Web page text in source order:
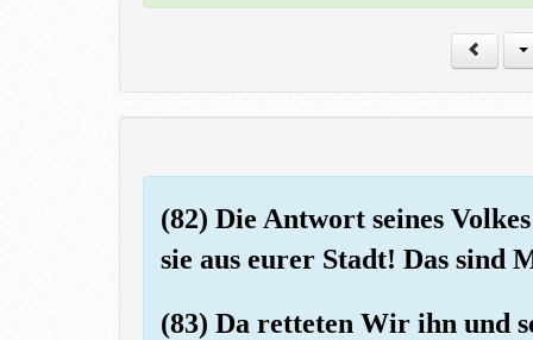
(82) Die Antwort seines
sie aus eurer Stadt! Das sind
(83) Da retteten Wir ihn und